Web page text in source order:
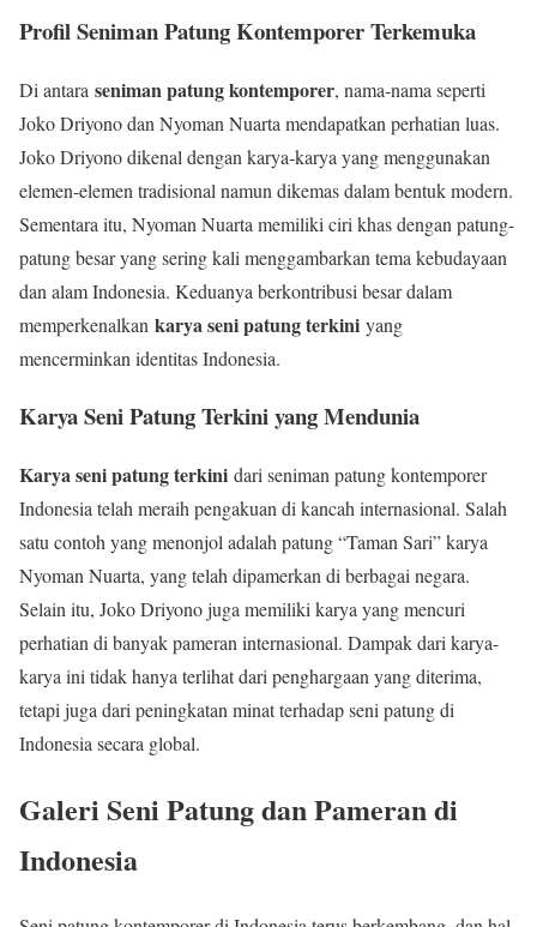
Profil Seniman Patung Kontemporer Terkemuka
Di antara seniman patung kontemporer, nama-nama seperti
Joko Driyono dan Nyoman Nuarta mendapatkan perhatian luas.
Joko Driyono dikenal dengan karya-karya yang menggunakan
elemen-elemen tradisional namun dikemas dalam bentuk modern.
Sementara itu, Nyoman Nuarta memiliki ciri khas dengan patung-
patung besar yang sering kali menggambarkan tema kebudayaan
dan alam Indonesia. Keduanya berkontribusi besar dalam
memperkenalkan karya seni patung terkini yang
mencerminkan identitas Indonesia.
Karya Seni Patung Terkini yang Mendunia
Karya seni patung terkini dari seniman patung kontemporer
Indonesia telah meraih pengakuan di kancah internasional. Salah
satu contoh yang menonjol adalah patung “Taman Sari” karya
Nyoman Nuarta, yang telah dipamerkan di berbagai negara.
Selain itu, Joko Driyono juga memiliki karya yang mencuri
perhatian di banyak pameran internasional. Dampak dari karya-
karya ini tidak hanya terlihat dari penghargaan yang diterima,
tetapi juga dari peningkatan minat terhadap seni patung di
Indonesia secara global.
Galeri Seni Patung dan Pameran di
Indonesia